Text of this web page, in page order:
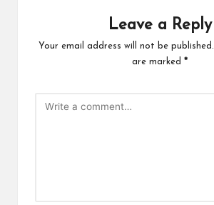
Leave a Reply
Your email address will not be published.
are marked *